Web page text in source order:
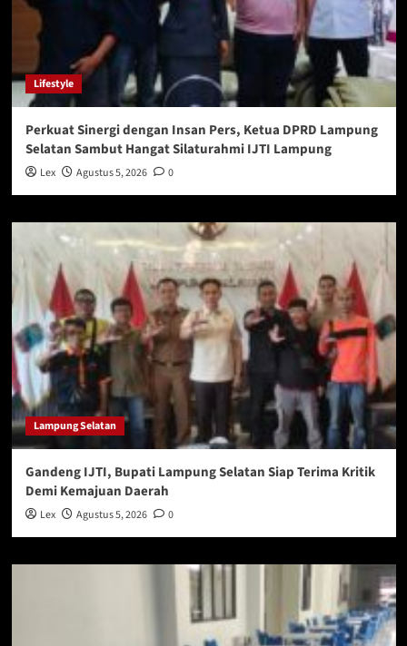
Lifestyle
Perkuat Sinergi dengan Insan Pers, Ketua DPRD Lampung
Selatan Sambut Hangat Silaturahmi IJTI Lampung
Lex Agustus 5, 2026 0
Lampung Selatan
Gandeng IJTI, Bupati Lampung Selatan Siap Terima Kritik
Demi Kemajuan Daerah
Lex Agustus 5, 2026 0